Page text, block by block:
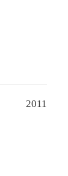
2011